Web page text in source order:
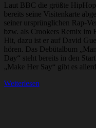
Laut BBC die größte
bereits seine Visitenkarte
seiner ursprünglichen Rap-
bzw. als Crookers Remix im
Hit, dazu ist er auf David
hören. Das Debütalbum
Day“ steht bereits in den
„Make Her Say“ gibt es
Weiterlesen